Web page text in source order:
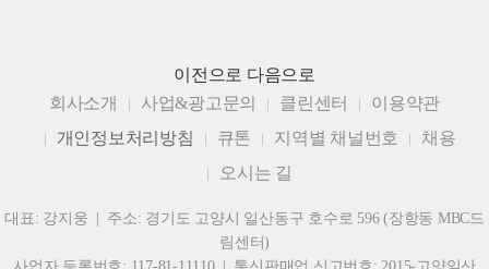
이전으로 다음으로
회사소개
사업&광고문의 클린센터
이용약관
개인정보처리방침
큐톤 지역별 채널번호
채용
오시는 길
대표: 강지웅 | 주소: 경기도 고양시 일산동구 호수로 596 (장항동 MBC드
림센터)